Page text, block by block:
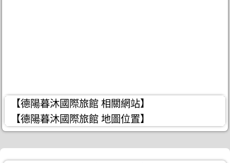
【德陽暮沐國際旅館 相關網站】
【德陽暮沐國際旅館 地圖位置】